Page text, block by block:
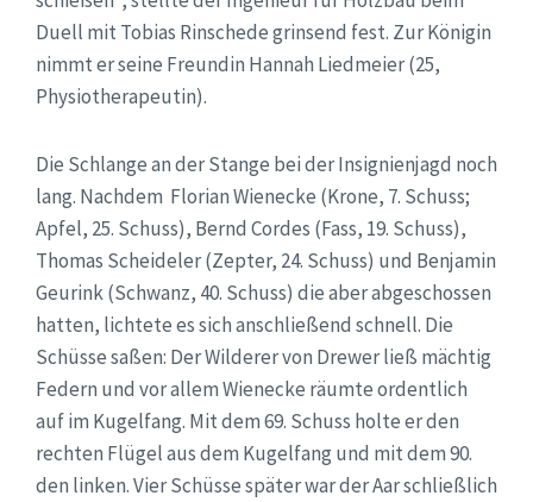
Duell mit Tobias Rinschede grinsend fest. Zur Königin
nimmt er seine Freundin Hannah Liedmeier (25,
Physiotherapeutin).
Die Schlange an der Stange bei der Insignienjagd noch
lang. Nachdem Florian Wienecke (Krone, 7. Schuss;
Apfel, 25. Schuss), Bernd Cordes (Fass, 19. Schuss),
Thomas Scheideler (Zepter, 24. Schuss) und Benjamin
Geurink (Schwanz, 40. Schuss) die aber abgeschossen
hatten, lichtete es sich anschließend schnell. Die
Schüsse saßen: Der Wilderer von Drewer ließ mächtig
Federn und vor allem Wienecke räumte ordentlich
auf im Kugelfang. Mit dem 69. Schuss holte er den
rechten Flügel aus dem Kugelfang und mit dem 90.
den linken. Vier Schüsse später war der Aar schließlich